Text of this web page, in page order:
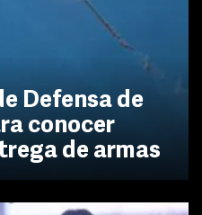
Defensa de
conocer
de armas